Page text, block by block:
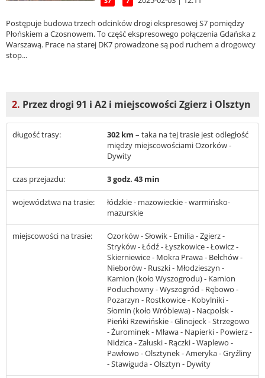
Postępuje budowa trzech odcinków drogi ekspresowej S7 pomiędzy
Płońskiem a Czosnowem. To część ekspresowego połączenia Gdańska z
Warszawą. Prace na starej DK7 prowadzone są pod ruchem a drogowcy
stop...
2. Przez drogi 91 i A2 i miejscowości Zgierz i Olsztyn
długość trasy: 302 km – taka na tej trasie jest odległość
między miejscowościami Ozorków -
Dywity
czas przejazdu: 3 godz. 43 min
województwa na trasie:
łódzkie - mazowieckie - warmińsko-
mazurskie
miejscowości na trasie:
Ozorków - Słowik - Emilia - Zgierz -
Stryków - Łódź - Łyszkowice - Łowicz -
Skierniewice - Mokra Prawa - Bełchów -
Nieborów - Ruszki - Młodzieszyn -
Kamion (koło Wyszogrodu) - Kamion
Poduchowny - Wyszogród - Rębowo -
Pozarzyn - Rostkowice - Kobylniki -
Słomin (koło Wróblewa) - Nacpolsk -
Pieńki Rzewińskie - Glinojeck - Strzegowo
- Żurominek - Mława - Napierki - Powierz -
Nidzica - Załuski - Rączki - Waplewo -
Pawłowo - Olsztynek - Ameryka - Gryźliny
- Stawiguda - Olsztyn - Dywity